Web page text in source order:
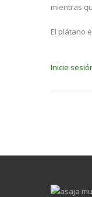
mientras
El plátano
Inicie